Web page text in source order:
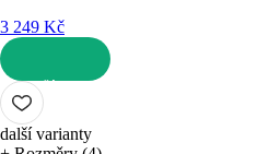
3 249 Kč
DO KOŠÍKU
další varianty